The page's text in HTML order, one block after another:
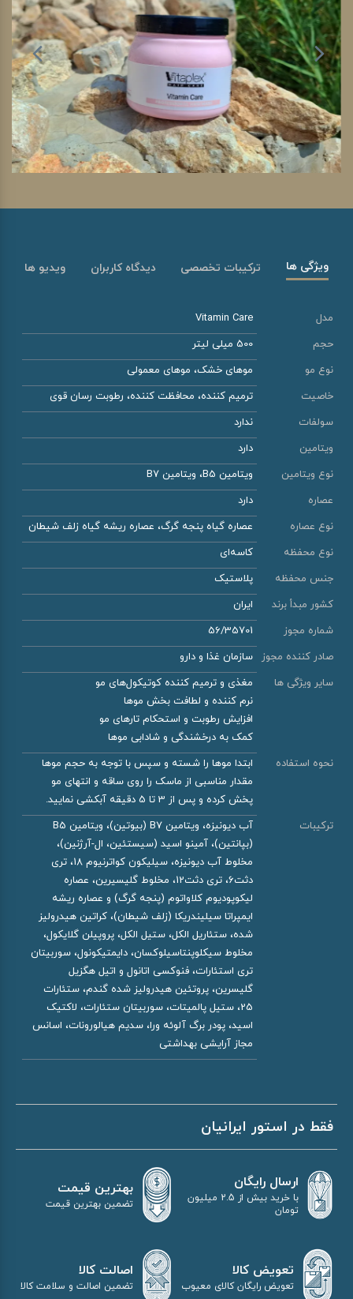
ویژگی ها ترکیبات تخصصی دیدگاه کاربران ویدیو ها
مدل
Vitamin Care
حجم
500 میلی لیتر
نوع مو
موهای خشک، موهای معمولی
خاصیت
ترمیم کننده، محافظت کننده، رطوبت رسان قوی
سولفات
ندارد
ویتامین
دارد
نوع ویتامین
ویتامین B5، ویتامین B7
عصاره
دارد
نوع عصاره
عصاره گیاه پنجه گرگ، عصاره ریشه گیاه زلف شیطان
نوع محفظه
کاسه‌ای
جنس محفظه
پلاستیک
کشور مبدأ برند
ایران
شماره مجوز
56/35701
صادر کننده مجوز
سازمان غذا و دارو
سایر ویژگی ها
مغذی و ترمیم کننده کوتیکول‌های مو
نرم کننده و لطافت بخش موها
افزایش رطوبت و استحکام تارهای مو
کمک به درخشندگی و شادابی موها
نحوه استفاده
ابتدا موها را شسته و سپس با توجه به حجم موها
مقدار مناسبی از ماسک را روی ساقه و انتهای مو
پخش کرده و پس از 3 تا 5 دقیقه آبکشی نمایید.
ترکیبات
آب دیونیزه، ویتامین B7 (بیوتین)، ویتامین B5
(بپانتین)، آمینو اسید (سیستئین، ال-آرژنین)،
مخلوط آب دیونیزه، سیلیکون کواترنیوم 18، تری
دثت6، تری دثت12، مخلوط گلیسیرین، عصاره
لیکوپودیوم کلاواتوم (پنجه گرگ) و عصاره ریشه
ایمپراتا سیلیندریکا (زلف شیطان)، کراتین هیدرولیز
شده، ستئاریل الکل، ستیل الکل، پروپیلن گلایکول،
مخلوط سیکلوپنتاسیلوکسان، دایمتیکونول، سوربیتان
تری استئارات، فنوکسی اتانول و اتیل هگزیل
گلیسرین، پروتئین هیدرولیز شده گندم، ستئارات
25، ستیل پالمیتات، سوربیتان ستئارات، لاکتیک
اسید، پودر برگ آلوئه ورا، سدیم هیالورونات، اسانس
مجاز آرایشی بهداشتی
فقط در استور ایرانیان
ارسال رایگان
با خرید بیش از 2.5 میلیون
تومان
بهترین قیمت
تضمین بهترین قیمت
تعویض کالا
تعویض رایگان کالای معیوب
اصالت کالا
تضمین اصالت و سلامت کالا